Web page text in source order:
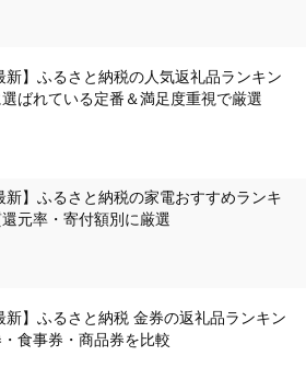
新】ふるさと納税の人気返礼品ランキン
ばれている定番＆満足度重視で厳選
新】ふるさと納税の家電おすすめランキ
元率・寄付額別に厳選
新】ふるさと納税 金券の返礼品ランキン
食事券・商品券を比較